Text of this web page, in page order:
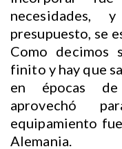
presupuesto, se
Como decimos
finito y hay que
en épocas de
aprovechó
equipamiento
Alemania.